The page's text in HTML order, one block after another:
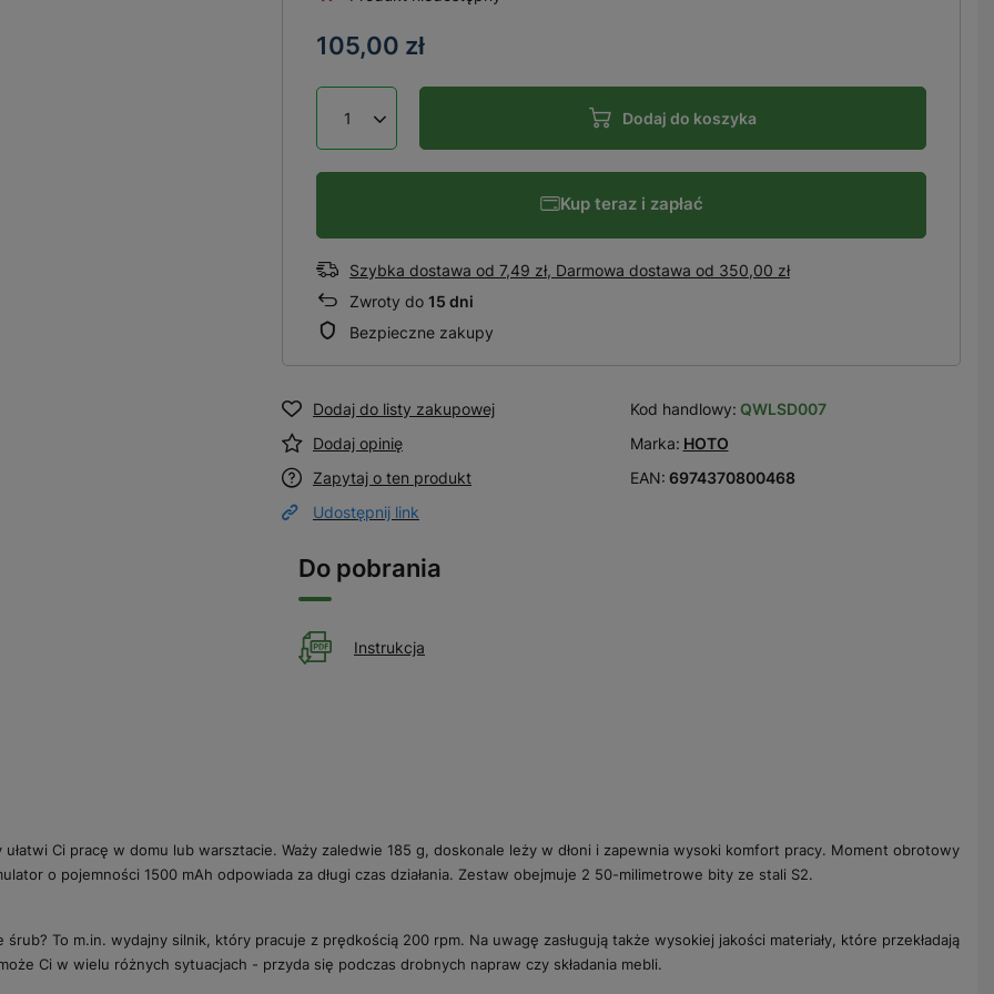
105,00 zł
Dodaj do koszyka
Kup teraz i zapłać
Szybka dostawa od 7,49 zł, Darmowa dostawa od 350,00 zł
Zwroty do 15 dni
Bezpieczne zakupy
Dodaj do listy zakupowej
Dodaj opinię
Zapytaj o ten produkt
Udostępnij link
Kod handlowy: QWLSD007
Marka: HOTO
EAN: 6974370800468
Ci pracę w domu lub warsztacie. Waży zaledwie 185 g, doskonale leży w dłoni i zapewnia wysoki komfort pracy. Moment obrotowy
o pojemności 1500 mAh odpowiada za długi czas działania. Zestaw obejmuje 2 50-milimetrowe bity ze stali S2.
To m.in. wydajny silnik, który pracuje z prędkością 200 rpm. Na uwagę zasługują także wysokiej jakości materiały, które przekładają
Ci w wielu różnych sytuacjach - przyda się podczas drobnych napraw czy składania mebli.
Do pobrania
Instrukcja